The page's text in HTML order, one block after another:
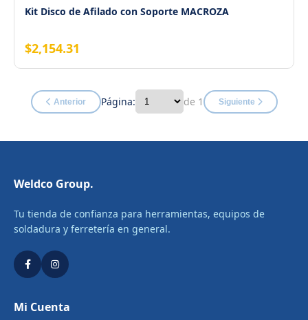
Kit Disco de Afilado con Soporte MACROZA
$2,154.31
Anterior Página: de 1 Siguiente
Weldco Group.
Tu tienda de confianza para herramientas, equipos de
soldadura y ferretería en general.
Mi Cuenta